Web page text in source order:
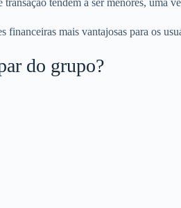
financeiras mais vantajosas para os
do grupo?